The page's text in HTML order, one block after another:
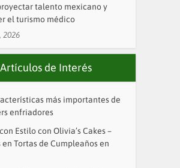
talento mexicano y
el turismo médico
2026
Artículos de Interés
más importantes de
enfriadores
Estilo con Olivia’s Cakes –
en Tortas de Cumpleaños en